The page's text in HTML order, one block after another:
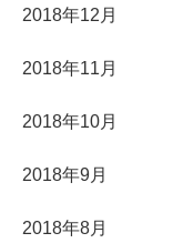
2018年12月
2018年11月
2018年10月
2018年9月
2018年8月